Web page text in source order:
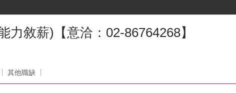
力敘薪)【意洽：02-86764268】
其他職缺